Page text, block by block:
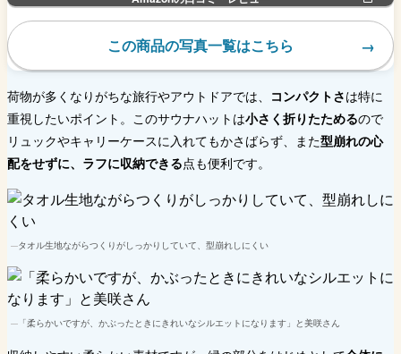
この商品の写真一覧はこちら
荷物が多くなりがちな旅行やアウトドアでは、 コンパクトさは特に
重視したいポイント。このサウナハットは小さく折りたためるので
リュックやキャリーケースに入れてもかさばらず、また型崩れの心
配をせずに、ラフに収納できる点も便利です。
タオル生地ながらつくりがしっかりしていて、型崩れしにくい
「柔らかいですが、かぶったときにきれいなシルエットになります」と美咲さん